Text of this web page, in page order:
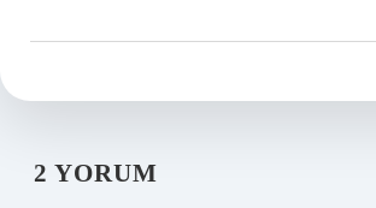
2 YORUM